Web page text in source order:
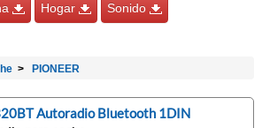
Hogar Sonido
PIONEER
Autoradio Bluetooth 1DIN